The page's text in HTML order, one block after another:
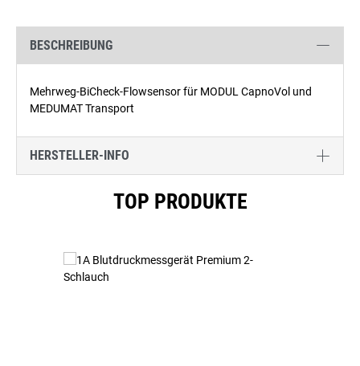
BESCHREIBUNG
Mehrweg-BiCheck-Flowsensor für MODUL CapnoVol und
MEDUMAT Transport
HERSTELLER-INFO
TOP PRODUKTE